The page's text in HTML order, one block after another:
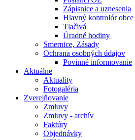
Zápisnice a uznesenia
Hlavný kontrolór obce
Tlačivá
Úradné hodiny
Smernice, Zásady
Ochrana osobných údajov
Povinné informovanie
Aktuálne
Aktuality
Fotogaléria
Zverejňovanie
Zmluvy
Zmluvy - archív
Faktúry
Objednávky